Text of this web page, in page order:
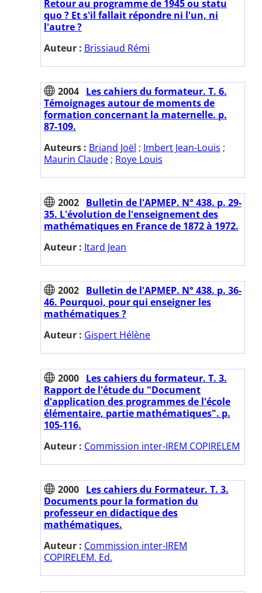
Retour au programme de 1945 ou statu
quo ? Et s'il fallait répondre ni l'un, ni
l'autre ?
Auteur : Brissiaud Rémi
2004 Les cahiers du formateur. T. 6.
Témoignages autour de moments de
formation concernant la maternelle. p.
87-109.
Auteurs : Briand Joël ; Imbert Jean-Louis ;
Maurin Claude ; Roye Louis
2002 Bulletin de l'APMEP. N° 438. p. 29-
35. L'évolution de l'enseignement des
mathématiques en France de 1872 à 1972.
Auteur : Itard Jean
2002 Bulletin de l'APMEP. N° 438. p. 36-
46. Pourquoi, pour qui enseigner les
mathématiques ?
Auteur : Gispert Hélène
2000 Les cahiers du formateur. T. 3.
Rapport de l'étude du "Document
d'application des programmes de l'école
élémentaire, partie mathématiques". p.
105-116.
Auteur : Commission inter-IREM COPIRELEM
2000 Les cahiers du Formateur. T. 3.
Documents pour la formation du
professeur en didactique des
mathématiques.
Auteur : Commission inter-IREM
COPIRELEM. Ed.